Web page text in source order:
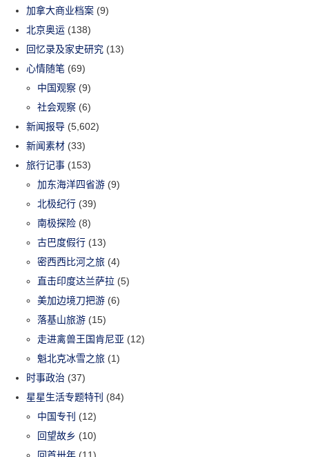
加拿大商业档案 (9)
北京奥运 (138)
回忆录及家史研究 (13)
心情随笔 (69)
中国观察 (9)
社会观察 (6)
新闻报导 (5,602)
新闻素材 (33)
旅行记事 (153)
加东海洋四省游 (9)
北极纪行 (39)
南极探险 (8)
古巴度假行 (13)
密西西比河之旅 (4)
直击印度达兰萨拉 (5)
美加边境刀把游 (6)
落基山旅游 (15)
走进禽兽王国肯尼亚 (12)
魁北克冰雪之旅 (1)
时事政治 (37)
星星生活专题特刊 (84)
中国专刊 (12)
回望故乡 (10)